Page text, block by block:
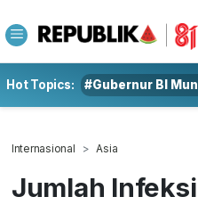
Hot Topics: #Gubernur BI
Internasional Asia
Jumlah